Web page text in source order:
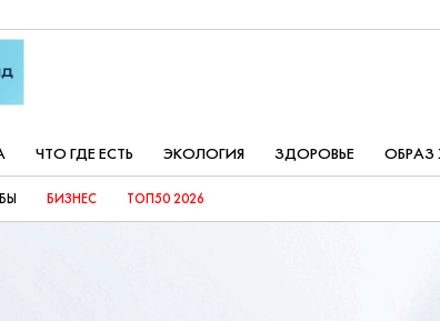
ЧТО ГДЕ ЕСТЬ ЭКОЛОГИЯ ЗДОРОВЬЕ
БИЗНЕС ТОП50 2026